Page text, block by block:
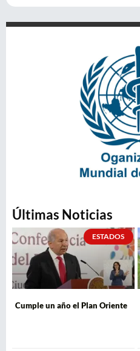
Últimas Noticias
ESTADOS
Cumple un año el Plan Oriente